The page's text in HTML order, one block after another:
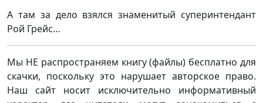
А там за дело взялся знаменитый суперинтендант
Рой Грейс…
Мы НЕ распространяем книгу (файлы) бесплатно для
скачки, поскольку это нарушает авторское право.
Наш сайт носит исключительно информативный